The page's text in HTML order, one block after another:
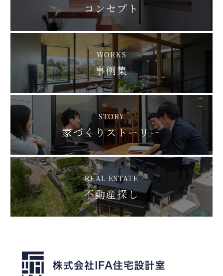
コンセプト
WORKS
事例集
STORY
家づくりストーリー
REAL ESTATE
不動産探し